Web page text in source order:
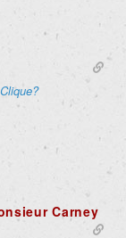
Carney